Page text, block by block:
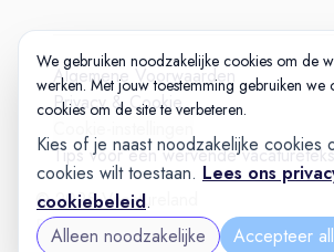
© 2025 Vacatureland
Build:20260727-1227
Algemene Voorwaarden
Privacy & Cookie
Tips voor een wervende
We gebruiken noodzakelijke cookies om de
werken. Met jouw toestemming gebruiken we
cookies om de site te verbeteren.
Kies of je naast noodzakelijke cookies
cookies wilt toestaan. Lees ons
cookiebeleid.
Alleen noodzakelijke
Accepteer